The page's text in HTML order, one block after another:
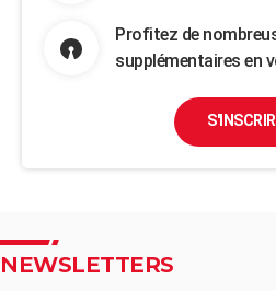
Profitez de
supplémentaires en
NEWSLETTERS